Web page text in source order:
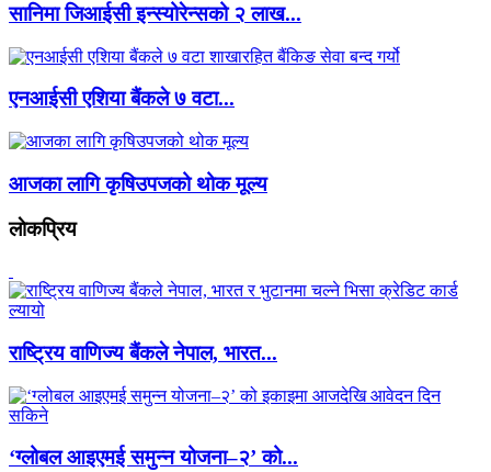
सानिमा जिआईसी इन्स्योरेन्सको २ लाख...
एनआईसी एशिया बैंकले ७ वटा...
आजका लागि कृषिउपजको थोक मूल्य
लाेकप्रिय
राष्ट्रिय वाणिज्य बैंकले नेपाल, भारत...
‘ग्लोबल आइएमई समुन्न योजना–२’ को...